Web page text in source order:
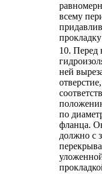
всему
прокладку
10. Перед
ней
отверстие,
по
фланца.
должно с